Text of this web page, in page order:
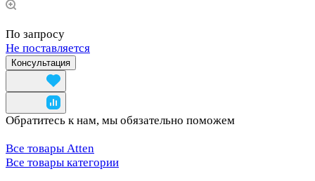
По запросу
Не поставляется
Консультация
Обратитесь к нам, мы обязательно поможем
Все товары Atten
Все товары категории